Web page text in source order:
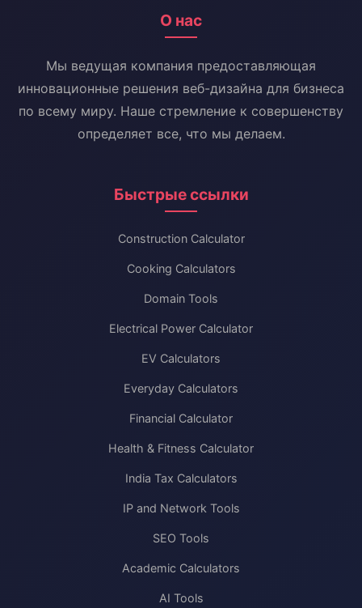
О нас
Мы ведущая компания предоставляющая
инновационные решения веб-дизайна для бизнеса
по всему миру. Наше стремление к совершенству
определяет все, что мы делаем.
Быстрые ссылки
Construction Calculator
Cooking Calculators
Domain Tools
Electrical Power Calculator
EV Calculators
Everyday Calculators
Financial Calculator
Health & Fitness Calculator
India Tax Calculators
IP and Network Tools
SEO Tools
Academic Calculators
AI Tools